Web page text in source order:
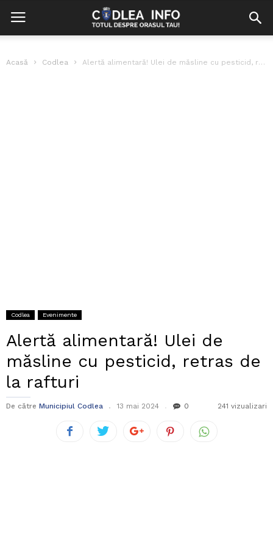
Acasă Codlea Alertă alimentară! Ulei de măsline cu pesticid, retras de la rafturi
Codlea Evenimente
Alertă alimentară! Ulei de
măsline cu pesticid, retras de
la rafturi
De către Municipiul Codlea 13 mai 2024 0 241 vizualizari